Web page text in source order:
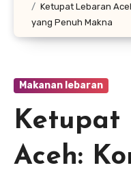
Ketupat Lebaran
yang Penuh Makna
Makanan lebaran
Ketupat
Aceh: